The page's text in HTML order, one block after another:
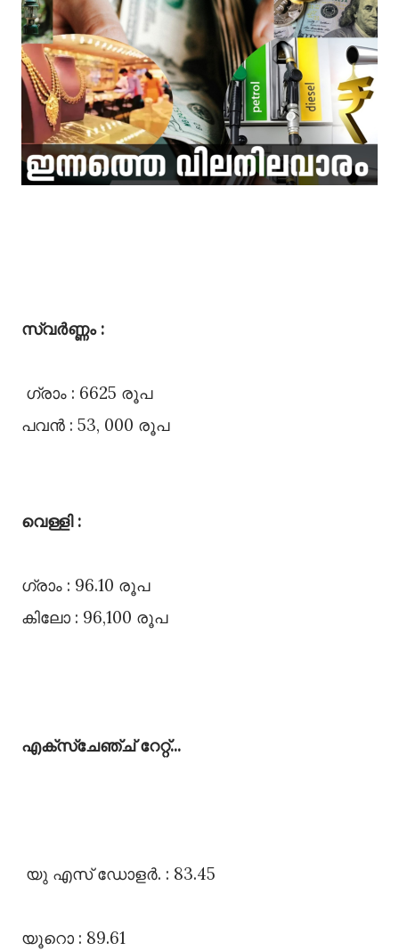
സ്വർണ്ണം :
ഗ്രാം : 6625 രൂപ
പവൻ : 53, 000 രൂപ
വെള്ളി :
ഗ്രാം : 96.10 രൂപ
കിലോ : 96,100 രൂപ
എക്സ്ചേഞ്ച്‌ റേറ്റ്‌...
യു എസ്‌ ഡോളർ. : 83.45
യൂറൊ : 89.61